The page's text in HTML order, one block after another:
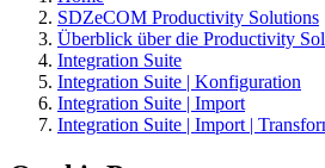
SDZeCOM Productivity Solutions
Überblick über die Productivity
Integration Suite
Integration Suite | Konfiguration
Integration Suite | Import
Integration Suite | Import |